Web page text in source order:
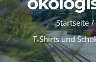
Startseite /
T-Shirts und